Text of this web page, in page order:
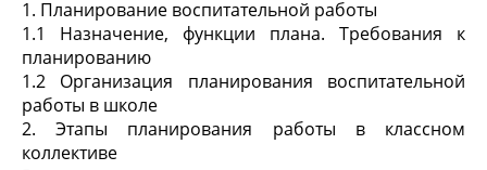
1. Планирование воспитательной работы
1.1 Назначение, функции плана. Требования к
планированию
1.2 Организация планирования воспитательной
работы в школе
2. Этапы планирования работы в классном
коллективе